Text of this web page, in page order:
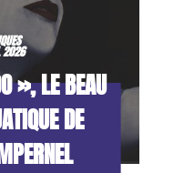
2026
», LE BEAU
DE